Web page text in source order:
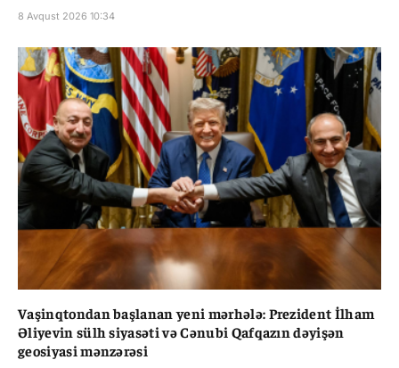
8 Avqust 2026 10:34
Vaşinqtondan başlanan yeni mərhələ: Prezident İlham
Əliyevin sülh siyasəti və Cənubi Qafqazın dəyişən
geosiyasi mənzərəsi